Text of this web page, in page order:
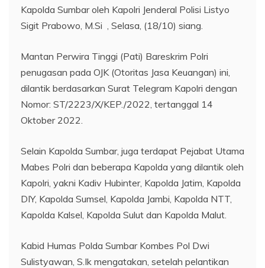
Kapolda Sumbar oleh Kapolri Jenderal Polisi Listyo
Sigit Prabowo, M.Si , Selasa, (18/10) siang.
Mantan Perwira Tinggi (Pati) Bareskrim Polri
penugasan pada OJK (Otoritas Jasa Keuangan) ini,
dilantik berdasarkan Surat Telegram Kapolri dengan
Nomor: ST/2223/X/KEP./2022, tertanggal 14
Oktober 2022.
Selain Kapolda Sumbar, juga terdapat Pejabat Utama
Mabes Polri dan beberapa Kapolda yang dilantik oleh
Kapolri, yakni Kadiv Hubinter, Kapolda Jatim, Kapolda
DIY, Kapolda Sumsel, Kapolda Jambi, Kapolda NTT,
Kapolda Kalsel, Kapolda Sulut dan Kapolda Malut.
Kabid Humas Polda Sumbar Kombes Pol Dwi
Sulistyawan, S.Ik mengatakan, setelah pelantikan